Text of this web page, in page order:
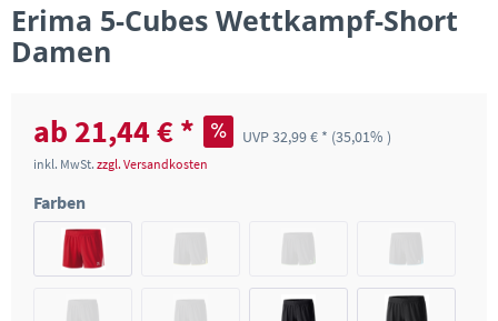
Erima 5-Cubes Wettkampf-Short
Damen
ab 21,44 € * UVP 32,99 € * (35,01% )
inkl. MwSt. zzgl. Versandkosten
Farben